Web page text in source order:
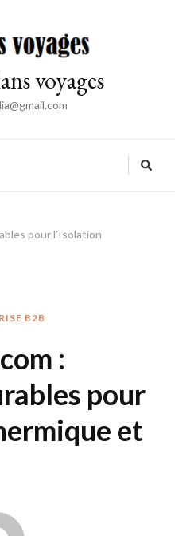
voyages
pour l’Isolation
B2B
:
pour
et